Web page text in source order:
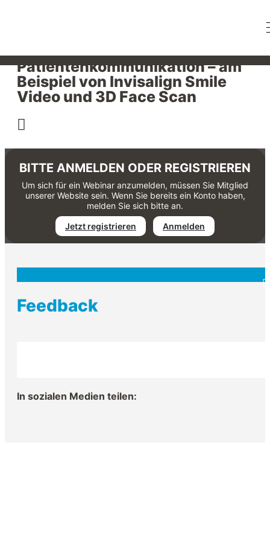
für die
Patientenkommunikation – am
Beispiel von Invisalign Smile
Video und 3D Face Scan
BITTE ANMELDEN ODER REGISTRIEREN
Um sich für ein Webinar anzumelden, müssen Sie Mitglied
unserer Website sein. Wenn Sie bereits ein Konto haben,
melden Sie sich bitte an.
Jetzt registrieren
Anmelden
Feedback
In sozialen Medien teilen: